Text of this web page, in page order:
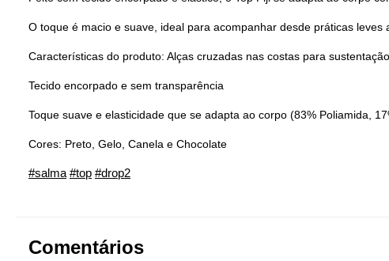
O toque é macio e suave, ideal para acompanhar desde práticas leves
Características do produto: Alças cruzadas nas costas para
Tecido encorpado e sem transparência
Toque suave e elasticidade que se adapta ao corpo (83% Poliamida,
Cores: Preto, Gelo, Canela e Chocolate
#salma #top #drop2
Comentários